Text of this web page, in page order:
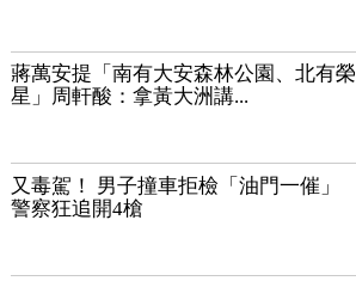
蔣萬安提「南有大安森林公園、北有榮
星」周軒酸：拿黃大洲講...
又毒駕！ 男子撞車拒檢「油門一催」
警察狂追開4槍